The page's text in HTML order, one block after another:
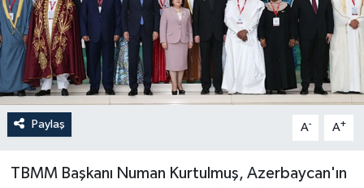
Paylaş A- A+
TBMM Başkanı Numan Kurtulmuş, Azerbaycan'ın